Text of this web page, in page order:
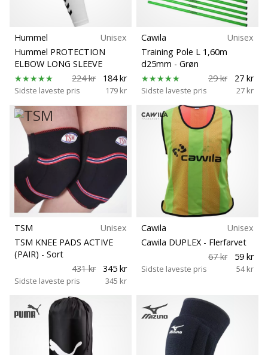
Hummel
Unisex
Hummel PROTECTION
ELBOW LONG SLEEVE
224 kr
184 kr
Sidste laveste pris 179 kr
Cawila
Unisex
Training Pole L 1,60m
d25mm - Grøn
29 kr
27 kr
Sidste laveste pris 27 kr
TSM
Unisex
TSM KNEE PADS ACTIVE
(PAIR) - Sort
431 kr
345 kr
Sidste laveste pris 345 kr
Cawila
Unisex
Cawila DUPLEX - Flerfarvet
67 kr
59 kr
Sidste laveste pris 54 kr